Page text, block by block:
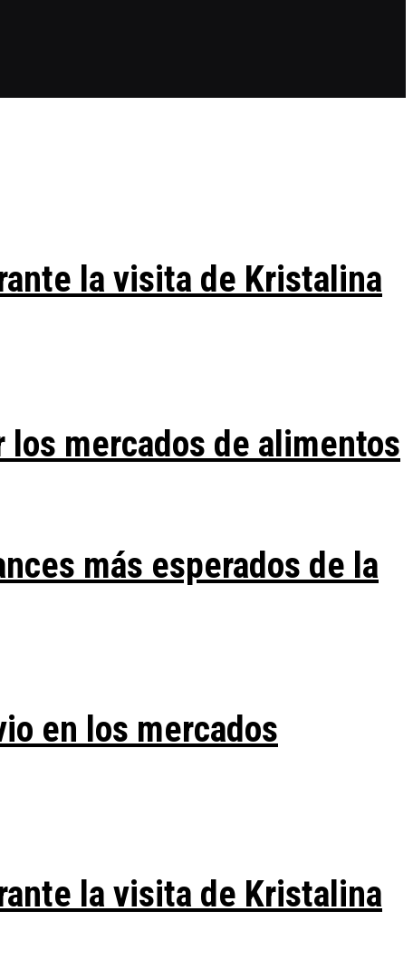
la visita de Kristalina
los mercados de alimentos
más esperados de la
en los mercados
la visita de Kristalina